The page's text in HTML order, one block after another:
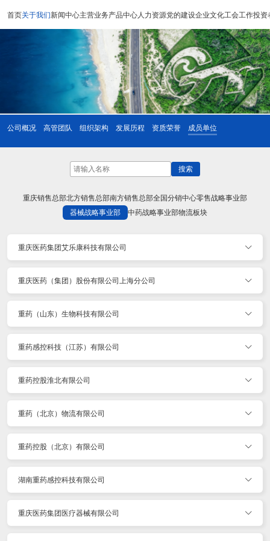
首页关于我们新闻中心主营业务产品中心 人力资源党的建设企业文化工会工作投资
公司概况 高管团队 组织架构 发展历程 资质荣誉 成员单位
搜索
重庆销售总部北方销售总部南方销售总部全国分销中心零售战略事业部
器械战略事业部
中药战略事业部物流板块
重庆医药集团艾乐康科技有限公司
重庆医药（集团）股份有限公司上海分公司
重药（山东）生物科技有限公司
重药感控科技（江苏）有限公司
重药控股淮北有限公司
重药（北京）物流有限公司
重药控股（北京）有限公司
湖南重药感控科技有限公司
重庆医药集团医疗器械有限公司